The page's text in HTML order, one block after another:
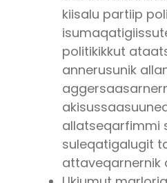
kiisalu partiip
politikikkut
annerusunik
allatseqarfimmi
suleqatigalugit
attaveqarnernik